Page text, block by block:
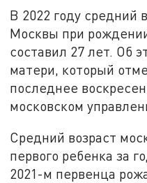
В 2022 году средний
Москвы при
составил 27 лет. Об
матери, который
последнее
московском
Средний возраст
первого ребенка за
2021-м первенца